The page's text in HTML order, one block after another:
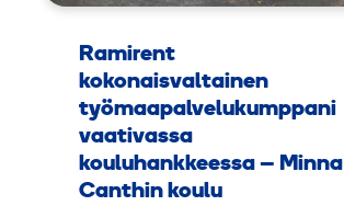
Ramirent
kokonaisvaltainen
työmaapalvelukumppani
vaativassa
kouluhankkeessa – Minna
Canthin koulu